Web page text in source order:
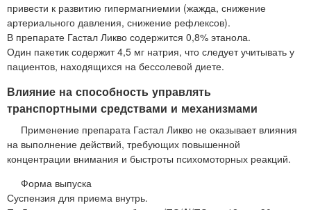
привести к развитию гипермагниемии (жажда, снижение
артериального давления, снижение рефлексов).
В препарате Гастал Ликво содержится 0,8% этанола.
Один пакетик содержит 4,5 мг натрия, что следует учитывать у
пациентов, находящихся на бессолевой диете.
Влияние на способность управлять
транспортными средствами и механизмами
Применение препарата Гастал Ликво не оказывает влияния
на выполнение действий, требующих повышенной
концентрации внимания и быстроты психомоторных реакций.
Форма выпуска
Суспензия для приема внутрь.